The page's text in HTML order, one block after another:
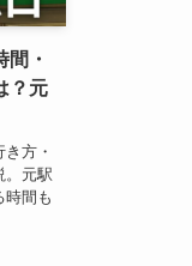
間・
？元
方・
。元駅
時間も